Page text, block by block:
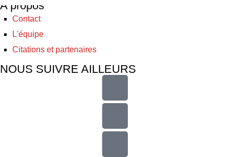
A propos
Contact
L'équipe
Citations et partenaires
NOUS SUIVRE AILLEURS